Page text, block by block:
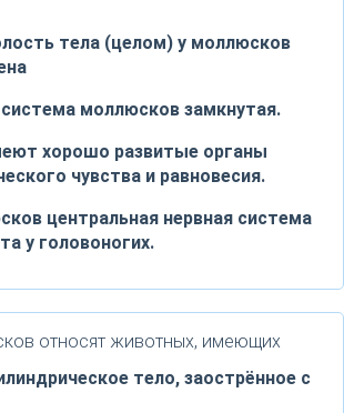
тела (целом) у моллюсков
моллюсков замкнутая.
хорошо развитые органы
чувства и равновесия.
центральная нервная система
у головоногих.
относят животных, имеющих
тело, заострённое с